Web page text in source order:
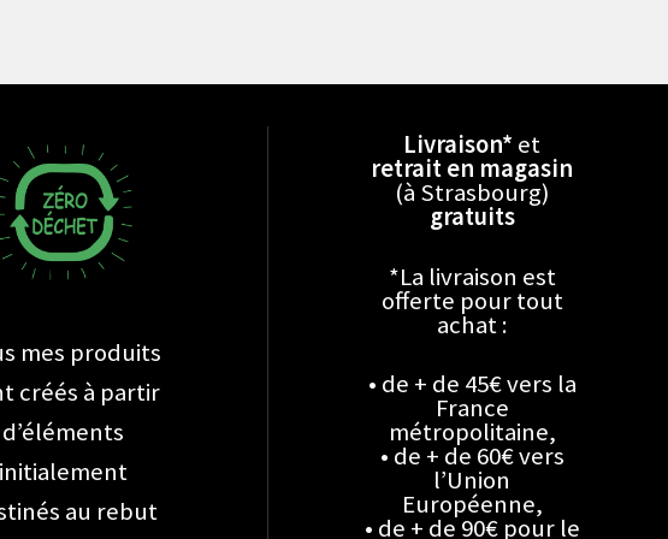
mes produits
créés à partir
d’éléments
initialement
au rebut
Livraison* et
retrait en magasin
(à Strasbourg)
gratuits
*La livraison est
offerte pour tout
achat :
• de + de 45€ vers la
France
métropolitaine,
• de + de 60€ vers
l’Union
Européenne,
• de + de 90€ pour le